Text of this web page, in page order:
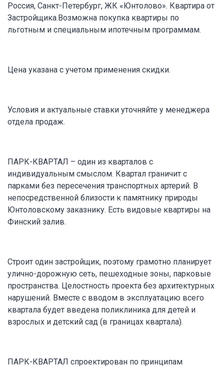
Россия, Санкт-Петербург, ЖК «Юнтолово». Квартира от
Застройщика.Возможна покупка квартиры по
льготным и специальным ипотечным программам.
Цена указана с учетом применения скидки.
Условия и актуальные ставки уточняйте у менеджера
отдела продаж.
ПАРК-КВАРТАЛ – один из кварталов с
индивидуальным смыслом. Квартал граничит с
парками без пересечения транспортных артерий. В
непосредственной близости к памятнику природы
Юнтоловскому заказнику. Есть видовые квартиры на
Финский залив.
Строит один застройщик, поэтому грамотно планирует
улично-дорожную сеть, пешеходные зоны, парковые
пространства. Целостность проекта без архитектурных
нарушений. Вместе с вводом в эксплуатацию всего
квартала будет введена поликлиника для детей и
взрослых и детский сад (в границах квартала).
ПАРК-КВАРТАЛ спроектирован по принципам